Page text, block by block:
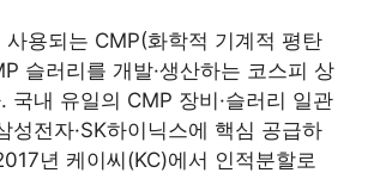
사용되는 CMP(화학적 기계적 평탄
슬러리를 개발·생산하는 코스피 상
국내 유일의 CMP 장비·슬러리 일관
성전자·SK하이닉스에 핵심 공급하
년 케이씨(KC)에서 인적분할로